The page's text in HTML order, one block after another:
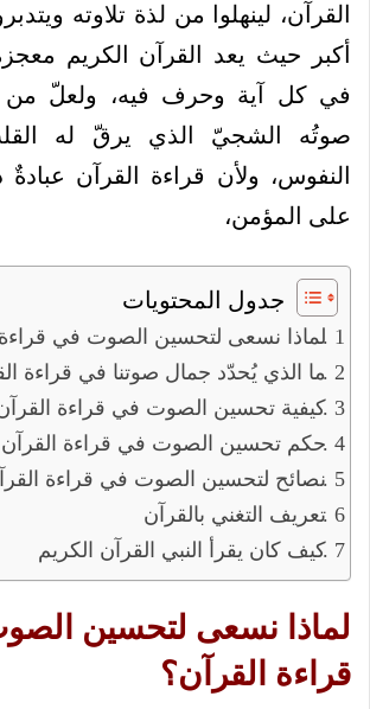
القرآن، لينهلوا من لذة تلاوته
أكبر حيث يعد القرآن الكريم
في كل آية وحرف فيه، ولعلّ من
صوتُه الشجيّ الذي يرقّ له
النفوس، ولأن قراءة القرآن
على المؤمن،
جدول المحتويات
لماذا نسعى لتحسين الصوت في قراءة
ما الذي يُحدّد جمال صوتنا في قراءة
كيفية تحسين الصوت في قراءة
حكم تحسين الصوت في قراءة القرآن
10 نصائح لتحسين الصوت في قراءة
تعريف التغني بالقرآن
كيف كان يقرأ النبي القرآن الكريم
لماذا نسعى لتحسين
قراءة القرآن؟